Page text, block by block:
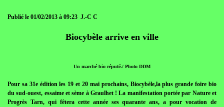
Publié le 01/02/2013 à 09:23 J.-C C
Biocybèle arrive en ville
Un marché bio réputé./ Photo DDM
Pour sa 31e édition les 19 et 20 mai prochains, Biocybèle,la plus grande foire bio
du sud-ouest, essaime et sème à Graulhet ! La manifestation portée par Nature et
Progrès Tarn, qui fêtera cette année ses quarante ans, a pour vocation de